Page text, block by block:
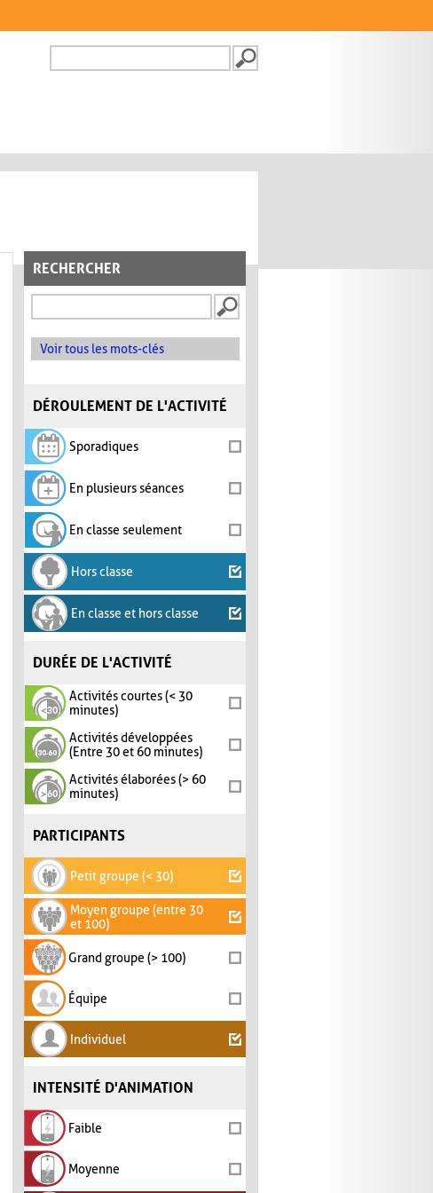
FORMULAIRE DE
RECHERCHER
Voir tous les mots-clés
DÉROULEMENT DE L'ACTIVITÉ
Sporadiques
En plusieurs séances
En classe seulement
Hors classe
En classe et hors classe
DURÉE DE L'ACTIVITÉ
Activités courtes (< 30
minutes)
Activités développées
(Entre 30 et 60 minutes)
Activités élaborées (> 60
minutes)
PARTICIPANTS
Petit groupe (< 30)
Moyen groupe (entre 30
et 100)
Grand groupe (> 100)
Équipe
Individuel
INTENSITÉ D'ANIMATION
Faible
Moyenne